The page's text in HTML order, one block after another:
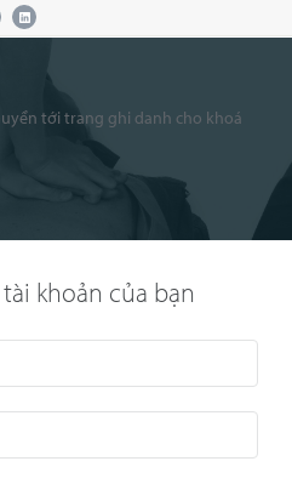
tới trang ghi danh cho khoá
khoản của bạn